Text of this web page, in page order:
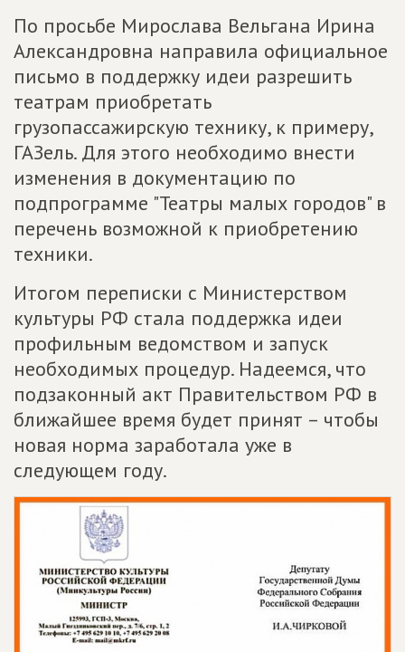
По просьбе Мирослава Вельгана Ирина
Александровна направила официальное
письмо в поддержку идеи разрешить
театрам приобретать
грузопассажирскую технику, к примеру,
ГАЗель. Для этого необходимо внести
изменения в документацию по
подпрограмме "Театры малых городов" в
перечень возможной к приобретению
техники.
Итогом переписки с Министерством
культуры РФ стала поддержка идеи
профильным ведомством и запуск
необходимых процедур. Надеемся, что
подзаконный акт Правительством РФ в
ближайшее время будет принят – чтобы
новая норма заработала уже в
следующем году.